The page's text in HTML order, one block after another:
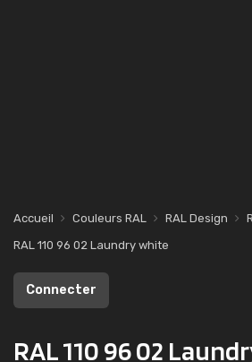
Accueil Couleurs RAL RAL Design
RAL 110 96 02 Laundry white
Connecter
RAL 110 96 02